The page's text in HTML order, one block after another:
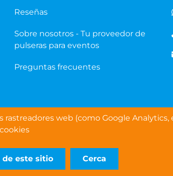
web (como Google
cookies
de este sitio Cerca
Reseñas
Sobre nosotros - Tu proveedor de
pulseras para eventos
Preguntas frecuentes